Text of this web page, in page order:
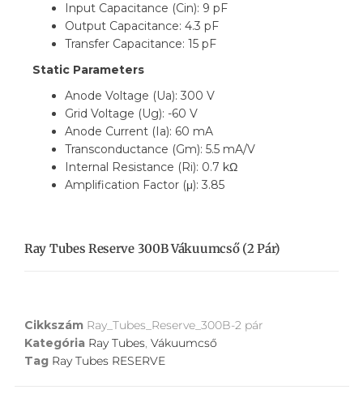
Input Capacitance (Cin): 9 pF
Output Capacitance: 4.3 pF
Transfer Capacitance: 15 pF
Static Parameters
Anode Voltage (Ua): 300 V
Grid Voltage (Ug): -60 V
Anode Current (Ia): 60 mA
Transconductance (Gm): 5.5 mA/V
Internal Resistance (Ri): 0.7 kΩ
Amplification Factor (μ): 3.85
Ray Tubes Reserve 300B Vákuumcső (2 Pár)
Cikkszám Ray_Tubes_Reserve_300B-2 pár
Kategória Ray Tubes, Vákuumcső
Tag Ray Tubes RESERVE